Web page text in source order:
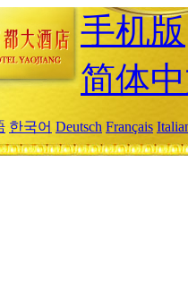
手机版
简体
한국어 Deutsch Français